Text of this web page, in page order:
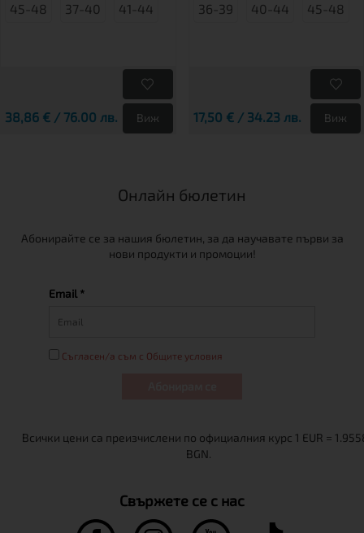
45-48 37-40 41-44
38,86 € / 76.00 лв. Виж
36-39 40-44 45-48
17,50 € / 34.23 лв. Виж
Онлайн бюлетин
Абонирайте се за нашия бюлетин, за да научавате първи за
нови продукти и промоции!
Email *
Съгласен/а съм с Общите условия
Свържете се с нас